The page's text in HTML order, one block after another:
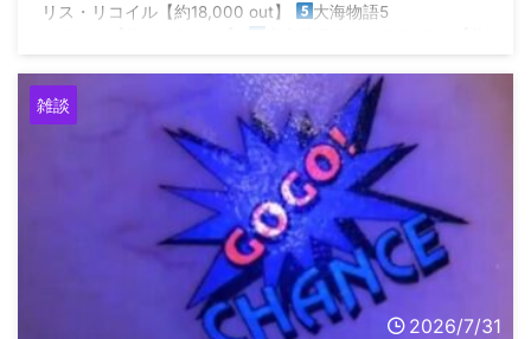
リス・リコイル【約18,000 out】
大海物語5
雑談
2026/7/31